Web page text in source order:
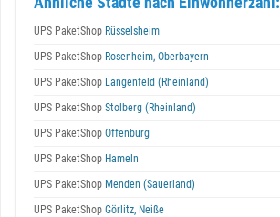
UPS PaketShop Rüsselsheim
UPS PaketShop Rosenheim, Oberbayern
UPS PaketShop Langenfeld (Rheinland)
UPS PaketShop Stolberg (Rheinland)
UPS PaketShop Offenburg
UPS PaketShop Hameln
UPS PaketShop Menden (Sauerland)
UPS PaketShop Görlitz, Neiße